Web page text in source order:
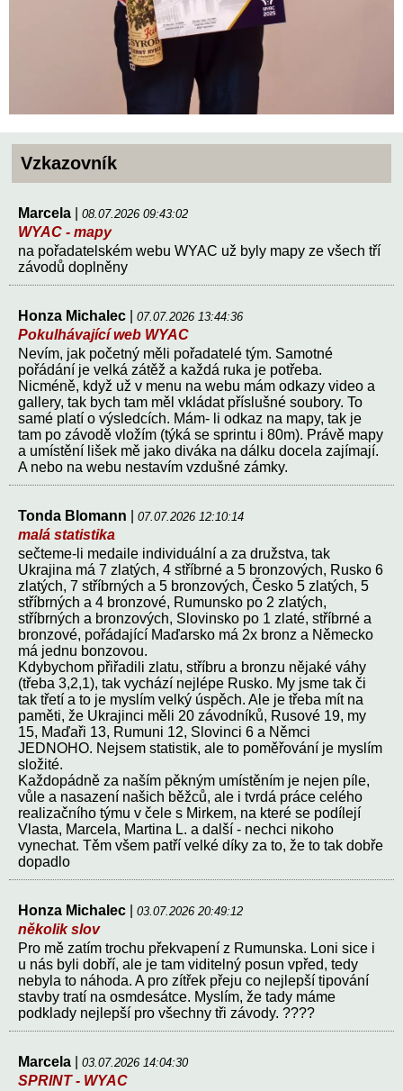
Vzkazovník
Marcela 08.07.2026 09:43:02
WYAC - mapy
na pořadatelském webu WYAC už byly mapy ze všech tří
závodů doplněny
Honza Michalec 07.07.2026 13:44:36
Pokulhávající web WYAC
Nevím, jak početný měli pořadatelé tým. Samotné
pořádání je velká zátěž a každá ruka je potřeba.
Nicméně, když už v menu na webu mám odkazy video a
gallery, tak bych tam měl vkládat příslušné soubory. To
samé platí o výsledcích. Mám- li odkaz na mapy, tak je
tam po závodě vložím (týká se sprintu i 80m). Právě mapy
a umístění lišek mě jako diváka na dálku docela zajímají.
A nebo na webu nestavím vzdušné zámky.
Tonda Blomann 07.07.2026 12:10:14
malá statistika
sečteme-li medaile individuální a za družstva, tak
Ukrajina má 7 zlatých, 4 stříbrné a 5 bronzových, Rusko 6
zlatých, 7 stříbrných a 5 bronzových, Česko 5 zlatých, 5
stříbrných a 4 bronzové, Rumunsko po 2 zlatých,
stříbrných a bronzových, Slovinsko po 1 zlaté, stříbrné a
bronzové, pořádající Maďarsko má 2x bronz a Německo
má jednu bonzovou.
Kdybychom přiřadili zlatu, stříbru a bronzu nějaké váhy
(třeba 3,2,1), tak vychází nejlépe Rusko. My jsme tak či
tak třetí a to je myslím velký úspěch. Ale je třeba mít na
paměti, že Ukrajinci měli 20 závodníků, Rusové 19, my
15, Maďaři 13, Rumuni 12, Slovinci 6 a Němci
JEDNOHO. Nejsem statistik, ale to poměřování je myslím
složité.
Každopádně za naším pěkným umístěním je nejen píle,
vůle a nasazení našich běžců, ale i tvrdá práce celého
realizačního týmu v čele s Mirkem, na které se podílejí
Vlasta, Marcela, Martina L. a další - nechci nikoho
vynechat. Těm všem patří velké díky za to, že to tak dobře
dopadlo
Honza Michalec 03.07.2026 20:49:12
několik slov
Pro mě zatím trochu překvapení z Rumunska. Loni sice i
u nás byli dobří, ale je tam viditelný posun vpřed, tedy
nebyla to náhoda. A pro zítřek přeju co nejlepší tipování
stavby tratí na osmdesátce. Myslím, že tady máme
podklady nejlepší pro všechny tři závody. ????
Marcela 03.07.2026 14:04:30
SPRINT - WYAC